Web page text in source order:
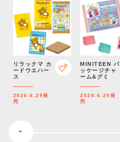
リラックマ カ
ードウエハー
ス
2026.6.29発
売
MINITEEN パ
ッケージチャ
ーム&グミ
2026.6.29発
売
-